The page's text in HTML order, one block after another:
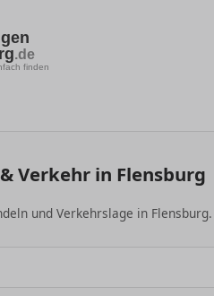
.de
finden
Verkehr in Flensburg
und Verkehrslage in Flensburg.